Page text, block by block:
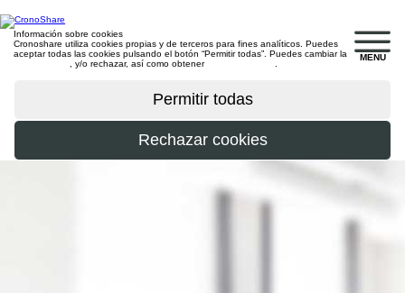
MENU
Información sobre cookies
Cronoshare utiliza cookies propias y de terceros para fines analíticos. Puedes
aceptar todas las cookies pulsando el botón “Permitir todas”. Puedes cambiar la
, y/o rechazar, así como obtener